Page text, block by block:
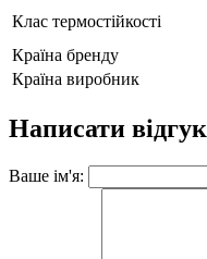
Клас термостійкості
Країна бренду
Країна виробник
Написати відгук
Ваше ім'я: